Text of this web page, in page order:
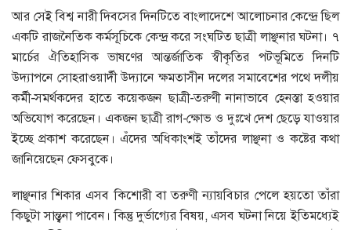
আর সেই বিশ্ব নারী দিবসের দিনটিতে বাংলাদেশে আলোচনার কেন্দ্রে ছিল
একটি রাজনৈতিক কর্মসূচিকে কেন্দ্র করে সংঘটিত ছাত্রী লাঞ্ছনার ঘটনা। ৭
মার্চের ঐতিহাসিক ভাষণের আন্তর্জাতিক স্বীকৃতির পটভূমিতে দিনটি
উদ্যাপনে সোহরাওয়ার্দী উদ্যানে ক্ষমতাসীন দলের সমাবেশের পথে দলীয়
কর্মী-সমর্থকদের হাতে কয়েকজন ছাত্রী-তরুণী নানাভাবে হেনস্তা হওয়ার
অভিযোগ করেছেন। একজন ছাত্রী রাগ-ক্ষোভ ও দুঃখে দেশ ছেড়ে যাওয়ার
ইচ্ছে প্রকাশ করেছেন। এঁদের অধিকাংশই তাঁদের লাঞ্ছনা ও কষ্টের কথা
জানিয়েছেন ফেসবুকে।
লাঞ্ছনার শিকার এসব কিশোরী বা তরুণী ন্যায়বিচার পেলে হয়তো তাঁরা
কিছুটা সান্ত্বনা পাবেন। কিন্তু দুর্ভাগ্যের বিষয়, এসব ঘটনা নিয়ে ইতিমধ্যেই